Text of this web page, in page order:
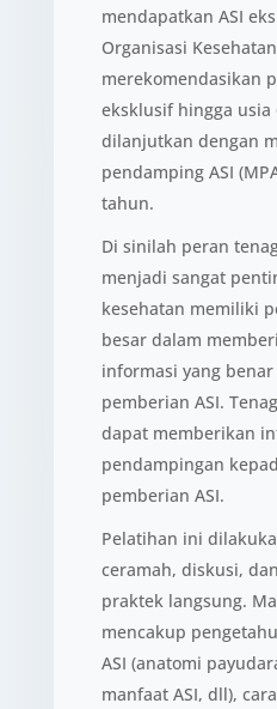
mendapatkan ASI
Organisasi
merekomendasikan
eksklusif hingga usia
dilanjutkan dengan
pendamping ASI
tahun.
Di sinilah peran
menjadi sangat
kesehatan memiliki
besar dalam
informasi yang
pemberian ASI.
dapat memberikan
pendampingan
pemberian ASI.
Pelatihan ini
ceramah, diskusi,
praktek langsung.
mencakup
ASI (anatomi
manfaat ASI, dll),